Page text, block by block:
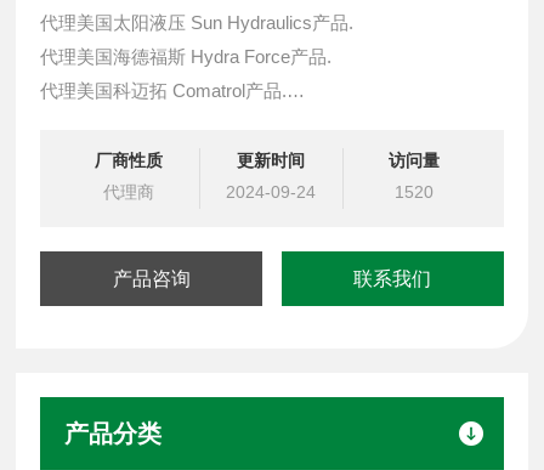
代理美国太阳液压 Sun Hydraulics产品.
代理美国海德福斯 Hydra Force产品.
代理美国科迈拓 Comatrol产品.
提供油路系统设计,油路块设计,阀块设计与选型
液压油缸，经销力士乐、派克、中国台湾北部等液压元件
厂商性质
代理商
更新时间
2024-09-24
访问量
1520
产品咨询 联系我们
产品分类